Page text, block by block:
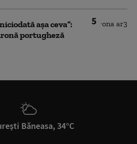
5
așa ceva”:
portugheză
Băneasa, 34°C